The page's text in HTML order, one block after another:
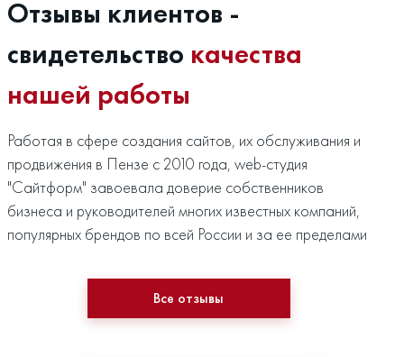
Отзывы клиентов -
свидетельство качества
нашей работы
Работая в сфере создания сайтов, их обслуживания и
продвижения в Пензе с 2010 года, web-студия
"Сайтформ" завоевала доверие собственников
бизнеса и руководителей многих известных компаний,
популярных брендов по всей России и за ее пределами
Все отзывы